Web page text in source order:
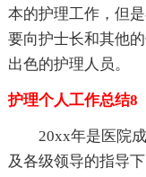
本的护理工作，但
要向护士长和其他
出色的护理人员。
护理个人工作总结8
20xx年是医院成
及各级领导的指导